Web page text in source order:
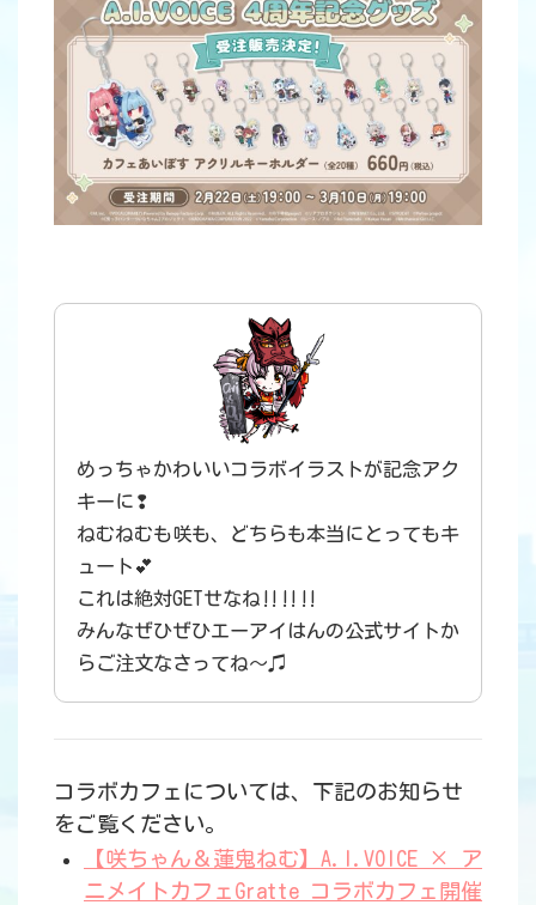
めっちゃかわいいコラボイラストが記念アク
キーに❢
ねむねむも咲も、どちらも本当にとってもキ
ュート💕
これは絶対GETせなね‼️‼️‼️
みんなぜひぜひエーアイはんの公式サイトか
らご注文なさってね〜♫
コラボカフェについては、下記のお知らせ
をご覧ください。
【咲ちゃん＆蓮鬼ねむ】A.I.VOICE × ア
ニメイトカフェGratte コラボカフェ開催